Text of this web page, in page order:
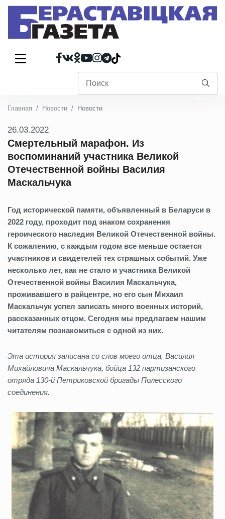
Главная Новости Новости
26.03.2022
Смертельный марафон. Из
воспоминаний участника Великой
Отечественной войны Василия
Маскальчука
Год исторической памяти, объявленный в Беларуси в
2022 году, проходит под знаком сохранения
героического наследия Великой Отечественной войны.
К сожалению, с каждым годом все меньше остается
участников и свидетелей тех страшных событий. Уже
несколько лет, как не стало и участника Великой
Отечественной войны Василия Маскальчука,
проживавшего в райцентре, но его сын Михаил
Маскальчук успел записать много военных историй,
рассказанных отцом. Сегодня мы предлагаем нашим
читателям познакомиться с одной из них.
Эта история записана со слов моего отца, Василия
Михайловича Маскальчука, бойца 132 партизанского
отряда 130-й Петриковской бригады Полесского
соединения.